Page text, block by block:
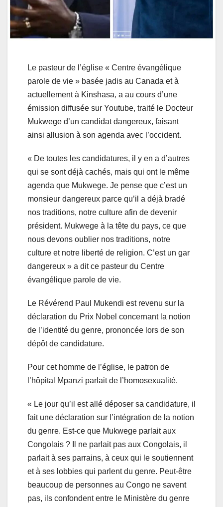
Le pasteur de l’église « Centre évangélique
parole de vie » basée jadis au Canada et à
actuellement à Kinshasa, a au cours d’une
émission diffusée sur Youtube, traité le Docteur
Mukwege d’un candidat dangereux, faisant
ainsi allusion à son agenda avec l’occident.
« De toutes les candidatures, il y en a d’autres
qui se sont déjà cachés, mais qui ont le même
agenda que Mukwege. Je pense que c’est un
monsieur dangereux parce qu’il a déjà bradé
nos traditions, notre culture afin de devenir
président. Mukwege à la tête du pays, ce que
nous devons oublier nos traditions, notre
culture et notre liberté de religion. C’est un gar
dangereux » a dit ce pasteur du Centre
évangélique parole de vie.
Le Révérend Paul Mukendi est revenu sur la
déclaration du Prix Nobel concernant la notion
de l’identité du genre, prononcée lors de son
dépôt de candidature.
Pour cet homme de l’église, le patron de
l’hôpital Mpanzi parlait de l’homosexualité.
« Le jour qu’il est allé déposer sa candidature, il
fait une déclaration sur l’intégration de la notion
du genre. Est-ce que Mukwege parlait aux
Congolais ? Il ne parlait pas aux Congolais, il
parlait à ses parrains, à ceux qui le soutiennent
et à ses lobbies qui parlent du genre. Peut-être
beaucoup de personnes au Congo ne savent
pas, ils confondent entre le Ministère du genre